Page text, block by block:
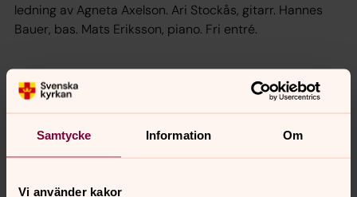
Samtycke Information Om
Vi använder kakor
ledning av Agneta Axelson. Ari Stockås, gitarr. Hannes
Bauer, bas. Mats Eriksson, piano. Fri entré.
Synpunkter eller frågor på sidans
innehåll?
jarna-vardinge.pastorat@svenskakyrkan.se